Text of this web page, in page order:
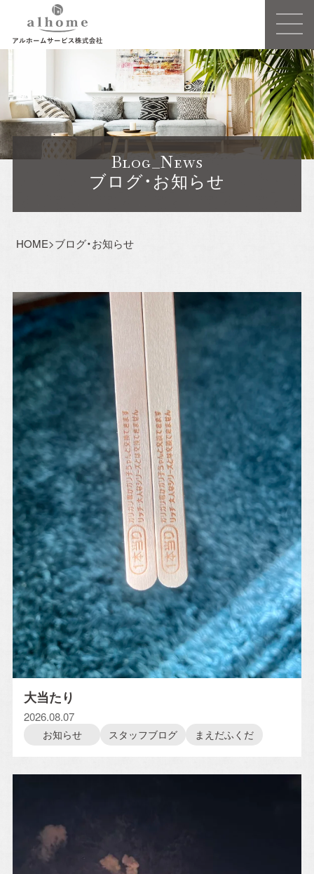
Concept
事業概要
注文住宅ーSIMPLE NOTEー
売買/仲介
賃貸事業
Property Information
分譲住宅
自社賃貸
Company
会社概要
施工事例
スタッフ紹介
Blog
スタッフブログ
おのちゃん日記
お問い合わせ
Blog_News
ブログ・お知らせ
HOME>ブログ・お知らせ
大当たり
2026.08.07
お知らせ スタッフブログ まえだふくだ